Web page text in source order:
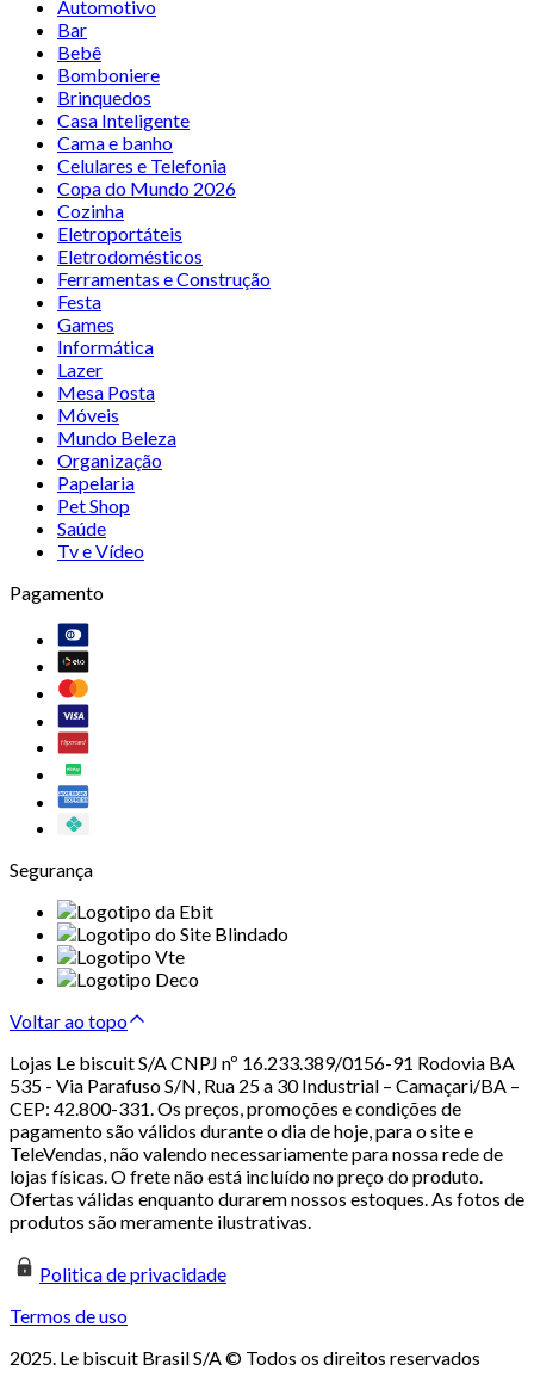
Automotivo
Bar
Bebê
Bomboniere
Brinquedos
Casa Inteligente
Cama e banho
Celulares e Telefonia
Copa do Mundo 2026
Cozinha
Eletroportáteis
Eletrodomésticos
Ferramentas e Construção
Festa
Games
Informática
Lazer
Mesa Posta
Móveis
Mundo Beleza
Organização
Papelaria
Pet Shop
Saúde
Tv e Vídeo
Pagamento
Segurança
Voltar ao topo
Lojas Le biscuit S/A CNPJ nº 16.233.389/0156-91 Rodovia BA
535 - Via Parafuso S/N, Rua 25 a 30 Industrial – Camaçari/BA –
CEP: 42.800-331. Os preços, promoções e condições de
pagamento são válidos durante o dia de hoje, para o site e
TeleVendas, não valendo necessariamente para nossa rede de
lojas físicas. O frete não está incluído no preço do produto.
Ofertas válidas enquanto durarem nossos estoques. As fotos de
produtos são meramente ilustrativas.
Politica de privacidade
Termos de uso
2025. Le biscuit Brasil S/A © Todos os direitos reservados